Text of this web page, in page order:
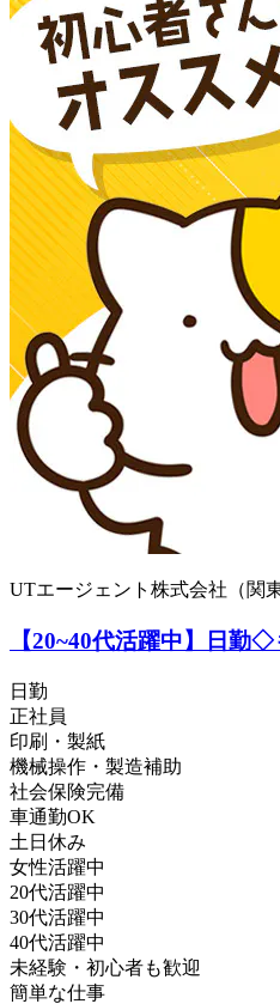
UTエージェント株式会社（関東
【20~40代活躍中】日
日勤
正社員
印刷・製紙
機械操作・製造補助
社会保険完備
車通勤OK
土日休み
女性活躍中
20代活躍中
30代活躍中
40代活躍中
未経験・初心者も歓迎
簡単な仕事